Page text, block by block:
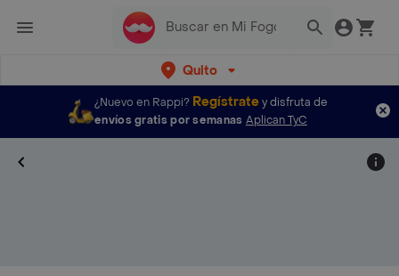
Quito
¿Nuevo en Rappi? Regístratey disfruta de
envíos gratis por semanas Aplican TyC